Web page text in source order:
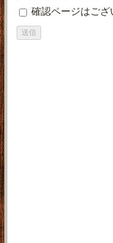
確認ページはご